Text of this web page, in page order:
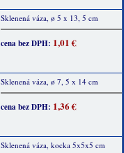
Sklenená váza, ø 5 x 13, 5 cm
cena bez DPH: 1,01 €
Sklenená váza, ø 7, 5 x 14 cm
cena bez DPH: 1,36 €
Sklenená váza, kocka 5x5x5 cm